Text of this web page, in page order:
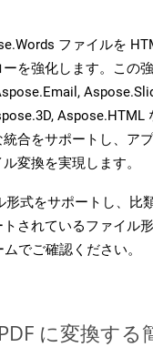
ファイルを
を強化します。この
Aspose.HTML
合をサポートし、ア
変換を実現します。
式をサポートし、比
されているファイル形
でご確認ください。
に変換する